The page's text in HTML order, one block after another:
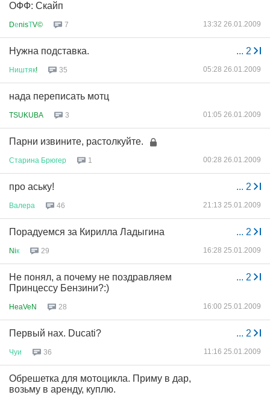
ОФФ: Скайп
DеnisТV© 7 13:32 26.01.2009
... 2
Нужна подставка.
Ништяк! 35 05:28 26.01.2009
нада переписать мотц
TSUKUBA 3 01:05 26.01.2009
Парни извините, растолкуйте.
Старина Брюгер 1 00:28 26.01.2009
... 2
про аську!
Валера 46 21:13 25.01.2009
... 2
Порадуемся за Кирилла Ладыгина
Niк 29 16:28 25.01.2009
... 2
Не понял, а почему не поздравляем
Принцессу Бензини?:)
HeaVeN 28 16:00 25.01.2009
... 2
Первый нах. Ducati?
Чуи 36 11:16 25.01.2009
Обрешетка для мотоцикла. Приму в дар,
возьму в аренду, куплю.